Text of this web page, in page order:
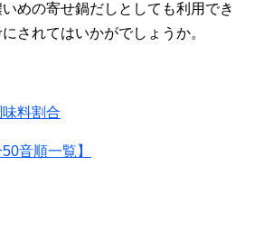
めの寄せ鍋だしとしても利用でき
されてはいかがでしょうか。
料割合
音順一覧】